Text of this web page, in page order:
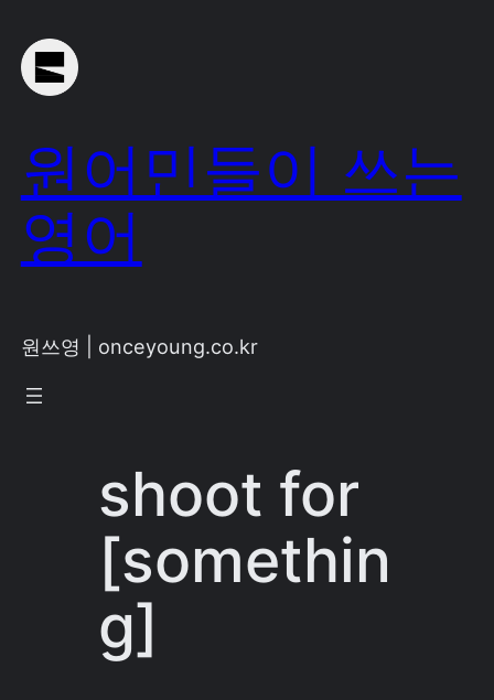
to
content
원어민들이 쓰는
영어
원쓰영 | onceyoung.co.kr
shoot for
[somethin
g]